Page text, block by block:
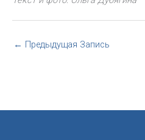
← Предыдущая Запись